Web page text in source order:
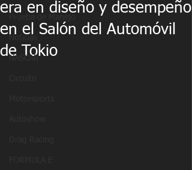
NASCAR
era en diseño y desempeño
en el Salón del Automóvil
de Tokio